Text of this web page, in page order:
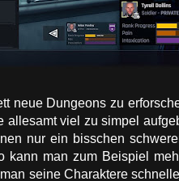
neue Dungeons zu
viel zu simpel
nur ein bisschen
kann man zum Beispiel
seine Charaktere